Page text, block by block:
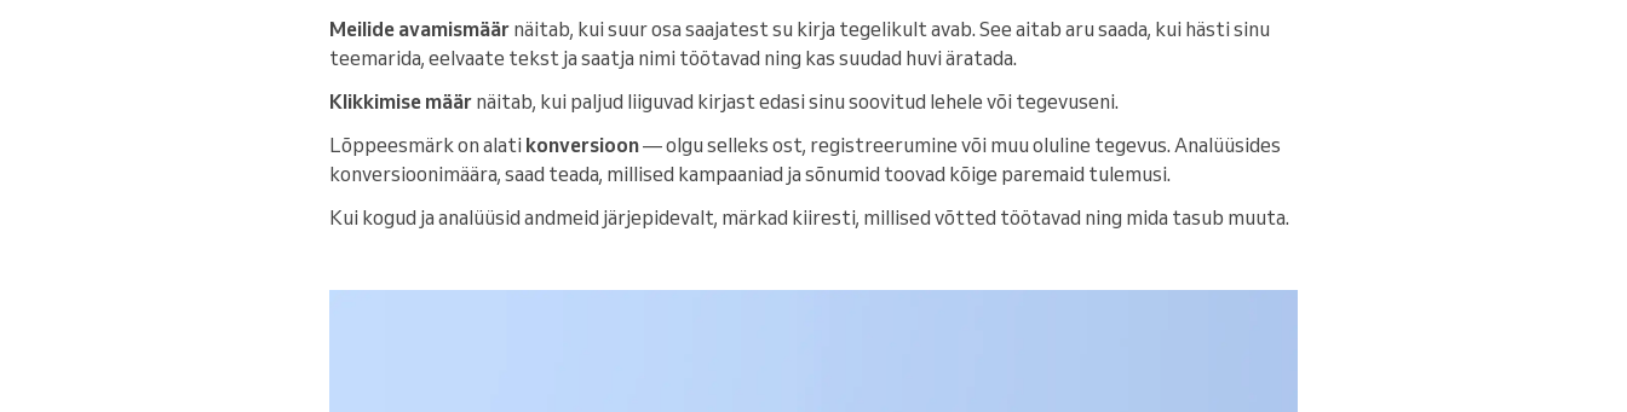
Meilide avamismäär näitab, kui suur osa saajatest su kirja tegelikult avab. See aitab aru saada, kui hästi sinu
teemarida, eelvaate tekst ja saatja nimi töötavad ning kas suudad huvi äratada.
Klikkimise määr näitab, kui paljud liiguvad kirjast edasi sinu soovitud lehele või tegevuseni.
Lõppeesmärk on alati konversioon— olgu selleks ost, registreerumine või muu oluline tegevus. Analüüsides
konversioonimäära, saad teada, millised kampaaniad ja sõnumid toovad kõige paremaid tulemusi.
Kui kogud ja analüüsid andmeid järjepidevalt, märkad kiiresti, millised võtted töötavad ning mida tasub muuta.